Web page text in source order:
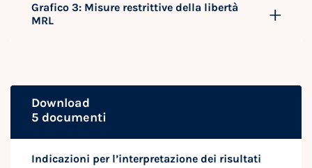
Grafico 3: Misure restrittive della libertà
MRL
Download
5 documenti
Indicazioni per l’interpretazione dei risultati